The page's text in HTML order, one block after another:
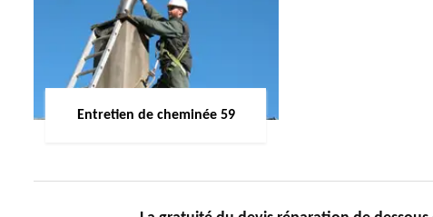
Entretien de cheminée 59